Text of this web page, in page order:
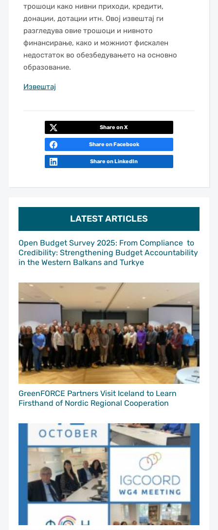
LATEST ARTICLES
Open Budget Survey 2025: From Compliance to
Credibility: Strengthening Budget Accountability
in the Western Balkans and Turkye
GreenFORCE Partners Visit Iceland to Learn
Firsthand of Nordic Regional Cooperation
трошоци како нивни приходи, кредити,
донации, дотации итн. Овој извештај ги
разгледува овие трошоци и нивното
финансирање, како и можниот фискален
недостаток во обезбедувањето на основно
образование.
Извештај
Share on X
Share on Facebook
Share on LinkedIn